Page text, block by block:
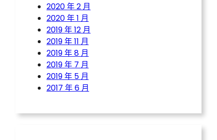
2020 年 2 月
2020 年 1 月
2019 年 12 月
2019 年 11 月
2019 年 8 月
2019 年 7 月
2019 年 5 月
2017 年 6 月